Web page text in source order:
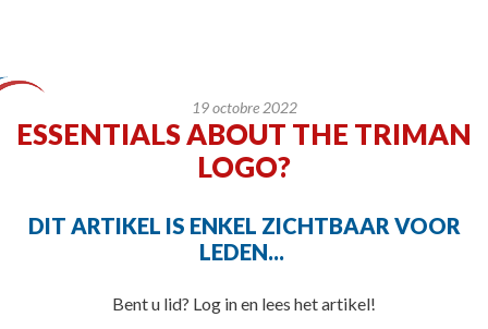
19 octobre 2022
ESSENTIALS ABOUT THE TRIMAN
LOGO?
DIT ARTIKEL IS ENKEL ZICHTBAAR VOOR
LEDEN...
Bent u lid? Log in en lees het artikel!